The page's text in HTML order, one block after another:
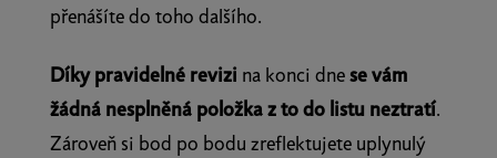
přenášíte do toho dalšího.
Díky pravidelné revizi na konci dnese vám
žádná nesplněná položka z to do listu neztratí.
Zároveň si bod po bodu zreflektujete uplynulý